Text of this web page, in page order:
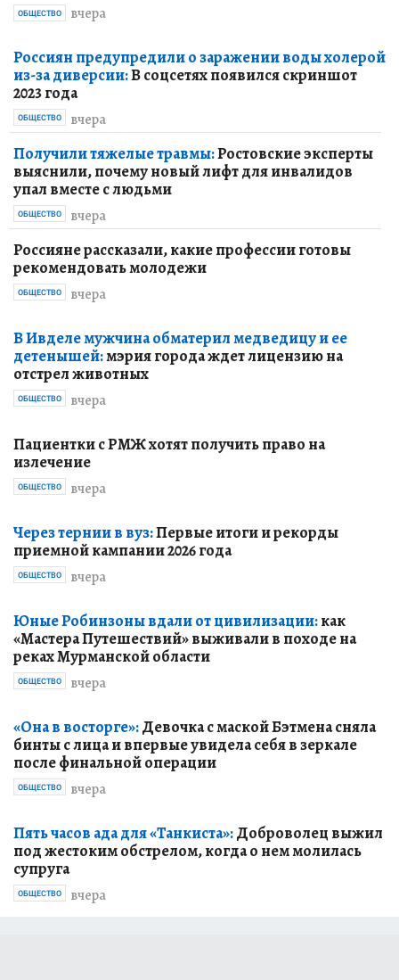
вчера
ОБЩЕСТВО
Россиян предупредили о заражении воды холерой
из-за диверсии:В соцсетях появился скриншот
2023 года
вчера
ОБЩЕСТВО
Получили тяжелые травмы:Ростовские эксперты
выяснили, почему новый лифт для инвалидов
упал вместе с людьми
вчера
ОБЩЕСТВО
Россияне рассказали, какие профессии готовы
рекомендовать молодежи
вчера
ОБЩЕСТВО
В Ивделе мужчина обматерил медведицу и ее
детенышей:мэрия города ждет лицензию на
отстрел животных
вчера
ОБЩЕСТВО
Пациентки с РМЖ хотят получить право на
излечение
вчера
ОБЩЕСТВО
Через тернии в вуз:Первые итоги и рекорды
приемной кампании 2026 года
вчера
ОБЩЕСТВО
Юные Робинзоны вдали от цивилизации:как
«Мастера Путешествий» выживали в походе на
реках Мурманской области
вчера
ОБЩЕСТВО
«Она в восторге»:Девочка с маской Бэтмена сняла
бинты с лица и впервые увидела себя в зеркале
после финальной операции
вчера
ОБЩЕСТВО
Пять часов ада для «Танкиста»:Доброволец выжил
под жестоким обстрелом, когда о нем молилась
супруга
вчера
ОБЩЕСТВО